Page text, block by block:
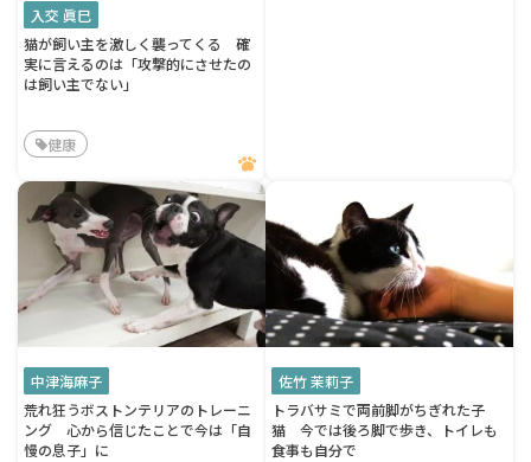
入交 眞巳
猫が飼い主を激しく襲ってくる 確
実に言えるのは「攻撃的にさせたの
は飼い主でない」
健康
中津海麻子
荒れ狂うボストンテリアのトレーニ
ング 心から信じたことで今は「自
慢の息子」に
佐竹 茉莉子
トラバサミで両前脚がちぎれた子
猫 今では後ろ脚で歩き、トイレも
食事も自分で